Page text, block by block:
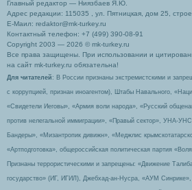
Главный редактор — Ниязбаев Я.Ю.
Адрес редакции: 115035 , ул. Пятницкая, дом 25,
Е-Маил: redaktor@mk-turkey.ru
Контактный телефон: +7 (499) 390-08-91
Copyright 2003 — 2026 © mk-turkey.ru
Все права защищены. При использовании и
на сайт mk-turkey.ru обязательна!
Для читателей : В России признаны экстремистскими и
с коррупцией, признан иноагентом), Штабы Навального,
«Свидетели Иеговы», «Армия воли народа», «Русский
против нелегальной иммиграции», «Правый сектор», УНА-
Бандеры», «Мизантропик дивижн», «Меджлис
«Артподготовка», общероссийская политическая партия
Признаны террористическими и запрещены: «Движение
государство» (ИГ, ИГИЛ), Джебхад-ан-Нусра, «АУМ